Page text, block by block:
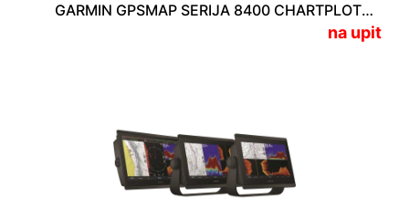
GARMIN GPSMAP SERIJA 8400 CHARTPLOTTER
na upit